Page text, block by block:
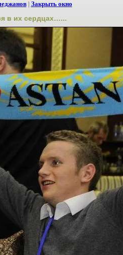
| Закрыть окно
в их сердцах…...